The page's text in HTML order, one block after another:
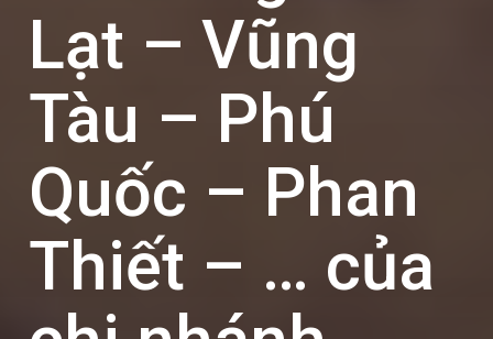
Lạt – Vũng
Tàu – Phú
Quốc – Phan
Thiết – … của